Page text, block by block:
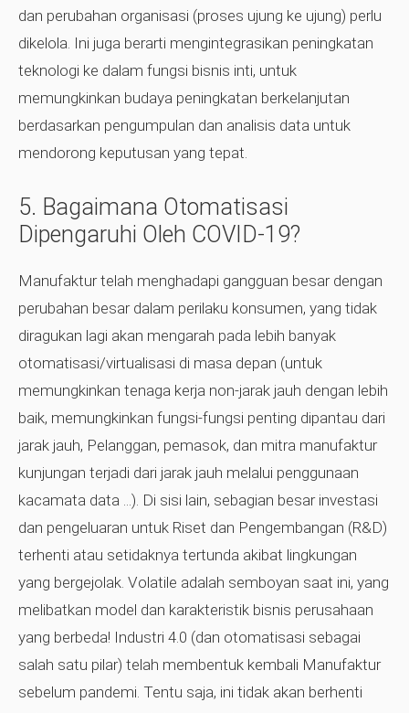
dan perubahan organisasi (proses ujung ke ujung) perlu
dikelola. Ini juga berarti mengintegrasikan peningkatan
teknologi ke dalam fungsi bisnis inti, untuk
memungkinkan budaya peningkatan berkelanjutan
berdasarkan pengumpulan dan analisis data untuk
mendorong keputusan yang tepat.
5. Bagaimana Otomatisasi
Dipengaruhi Oleh COVID-19?
Manufaktur telah menghadapi gangguan besar dengan
perubahan besar dalam perilaku konsumen, yang tidak
diragukan lagi akan mengarah pada lebih banyak
otomatisasi/virtualisasi di masa depan (untuk
memungkinkan tenaga kerja non-jarak jauh dengan lebih
baik, memungkinkan fungsi-fungsi penting dipantau dari
jarak jauh, Pelanggan, pemasok, dan mitra manufaktur
kunjungan terjadi dari jarak jauh melalui penggunaan
kacamata data ...). Di sisi lain, sebagian besar investasi
dan pengeluaran untuk Riset dan Pengembangan (R&D)
terhenti atau setidaknya tertunda akibat lingkungan
yang bergejolak. Volatile adalah semboyan saat ini, yang
melibatkan model dan karakteristik bisnis perusahaan
yang berbeda! Industri 4.0 (dan otomatisasi sebagai
salah satu pilar) telah membentuk kembali Manufaktur
sebelum pandemi. Tentu saja, ini tidak akan berhenti